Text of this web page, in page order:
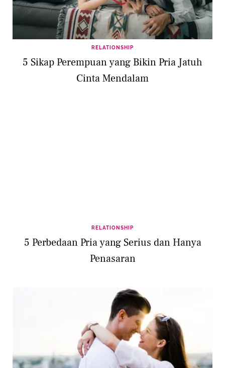
RELATIONSHIP
5 Sikap Perempuan yang Bikin Pria Jatuh
Cinta Mendalam
RELATIONSHIP
5 Perbedaan Pria yang Serius dan Hanya
Penasaran